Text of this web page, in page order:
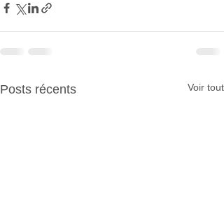
Posts récents Voir tout